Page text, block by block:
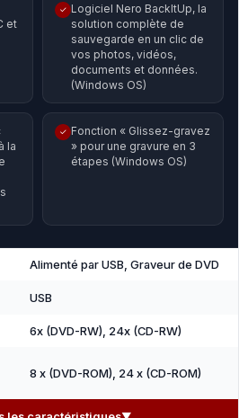
et
✓ Logiciel Nero BackItUp, la
solution complète de
sauvegarde en un clic de
vos photos, vidéos,
documents et données.
(Windows OS)
la
✓ Fonction « Glissez-gravez
» pour une gravure en 3
étapes (Windows OS)
Alimenté par USB, Graveur de DVD
USB
6x (DVD-RW), 24x (CD-RW)
8 x (DVD-ROM), 24 x (CD-ROM)